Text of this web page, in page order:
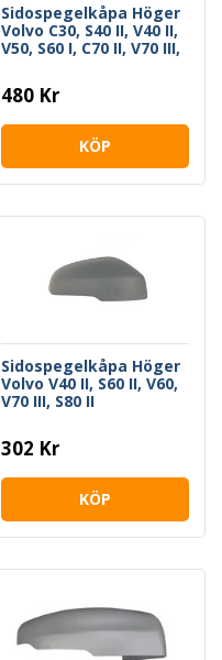
Sidospegelkåpa Höger
Volvo C30, S40 II, V40 II,
V50, S60 I, C70 II, V70 III,
480 Kr
KÖP
Sidospegelkåpa Höger
Volvo V40 II, S60 II, V60,
V70 III, S80 II
302 Kr
KÖP